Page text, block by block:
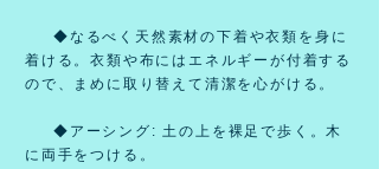
◆なるべく天然素材の下着や衣類を身に
着ける。衣類や布にはエネルギーが付着する
ので、まめに取り替えて清潔を心がける。
◆アーシング : 土の上を裸足で歩く。木
に両手をつける。